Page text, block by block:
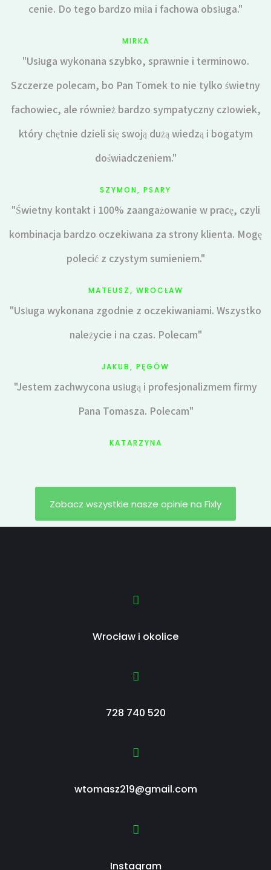
cenie. Do tego bardzo miła i fachowa obsługa."
MIRKA
"Usługa wykonana szybko, sprawnie i terminowo.
Szczerze polecam, bo Pan Tomek to nie tylko świetny
fachowiec, ale również bardzo sympatyczny człowiek,
który chętnie dzieli się swoją dużą wiedzą i bogatym
doświadczeniem."
SZYMON, PSARY
"Świetny kontakt i 100% zaangażowanie w pracę, czyli
kombinacja bardzo oczekiwana za strony klienta. Mogę
polecić z czystym sumieniem."
MATEUSZ, WROCŁAW
"Usługa wykonana zgodnie z oczekiwaniami. Wszystko
należycie i na czas. Polecam"
JAKUB, PĘGÓW
"Jestem zachwycona usługą i profesjonalizmem firmy
Pana Tomasza. Polecam"
KATARZYNA
Zobacz wszystkie nasze opinie na Fixly
Wrocław i okolice
728 740 520
wtomasz219@gmail.com
Instagram